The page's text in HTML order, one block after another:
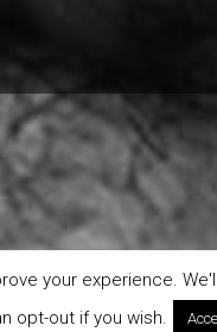
your experience.
opt-out if you wish.